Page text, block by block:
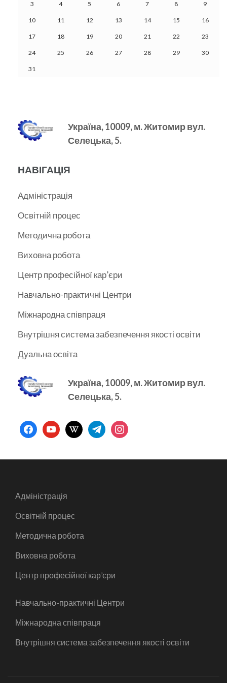
3 4 5 6 7 8 9
10 11 12 13 14 15 16
17 18 19 20 21 22 23
24 25 26 27 28 29 30
31
Україна, 10009, м.Житомир вул.
Селецька, 5.
НАВІГАЦІЯ
Адміністрація
Освітній процес
Методична робота
Виховна робота
Центр професійної кар’єри
Навчально-практичні Центри
Міжнародна співпраця
Внутрішня система забезпечення якості освіти
Дуальна освіта
Україна, 10009, м.Житомир вул.
Селецька, 5.
facebookyoutubewikipediatelegraminstagram
Адміністрація
Освітній процес
Методична робота
Виховна робота
Центр професійної кар’єри
Навчально-практичні Центри
Міжнародна співпраця
Внутрішня система забезпечення якості освіти